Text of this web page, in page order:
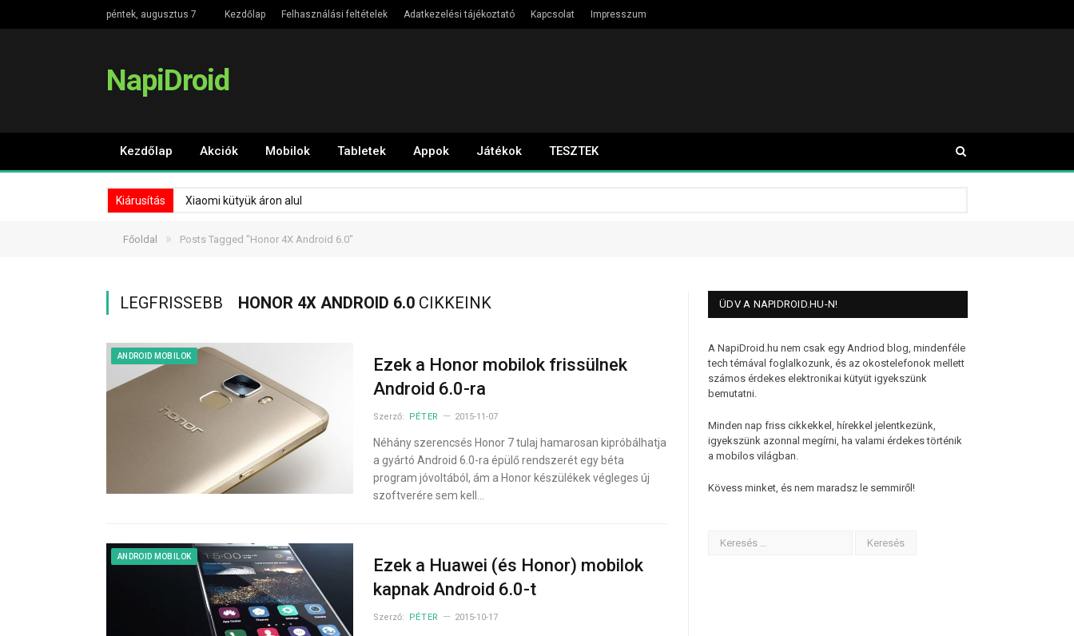
péntek, augusztus 7 Kezdőlap Felhasználási feltételek Adatkezelési tájékoztató Kapcsolat Impresszum
NapiDroid
Kezdőlap Akciók Mobilok Tabletek Appok Játékok TESZTEK
Kiárusítás Xiaomi kütyük áron alul
Főoldal » Posts Tagged "Honor 4X Android 6.0"
LEGFRISSEBB HONOR 4X ANDROID 6.0 CIKKEINK
ANDROID MOBILOK
Ezek a Honor mobilok frissülnek
Android 6.0-ra
Szerző: PÉTER 2015-11-07
Néhány szerencsés Honor 7 tulaj hamarosan kipróbálhatja
a gyártó Android 6.0-ra épülő rendszerét egy béta
program jóvoltából, ám a Honor készülékek végleges új
szoftverére sem kell…
ANDROID MOBILOK
Ezek a Huawei (és Honor) mobilok
kapnak Android 6.0-t
Szerző: PÉTER 2015-10-17
ÜDV A NAPIDROID.HU-N!
A NapiDroid.hu nem csak egy Andriod blog, mindenféle
tech témával foglalkozunk, és az okostelefonok mellett
számos érdekes elektronikai kütyüt igyekszünk
bemutatni.
Minden nap friss cikkekkel, hírekkel jelentkezünk,
igyekszünk azonnal megírni, ha valami érdekes történik
a mobilos világban.
Kövess minket, és nem maradsz le semmiről!